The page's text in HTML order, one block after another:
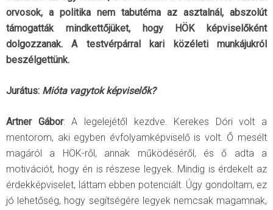
orvosok, a politika nem tabutéma az asztalnál, abszolút
támogatták mindkettőjüket, hogy HÖK képviselőként
dolgozzanak. A testvérpárral kari közéleti munkájukról
beszélgettünk.
Jurátus: Mióta vagytok képviselők?
Artner Gábor: A legelejétől kezdve. Kerekes Dóri volt a
mentorom, aki egyben évfolyamképviselő is volt. Ő mesélt
magáról a HÖK-ről, annak működéséről, és ő adta a
motivációt, hogy én is részese legyek. Mindig is érdekelt az
érdekképviselet, láttam ebben potenciált. Úgy gondoltam, ez
jó lehetőség, hogy segítségére legyek nemcsak magamnak,